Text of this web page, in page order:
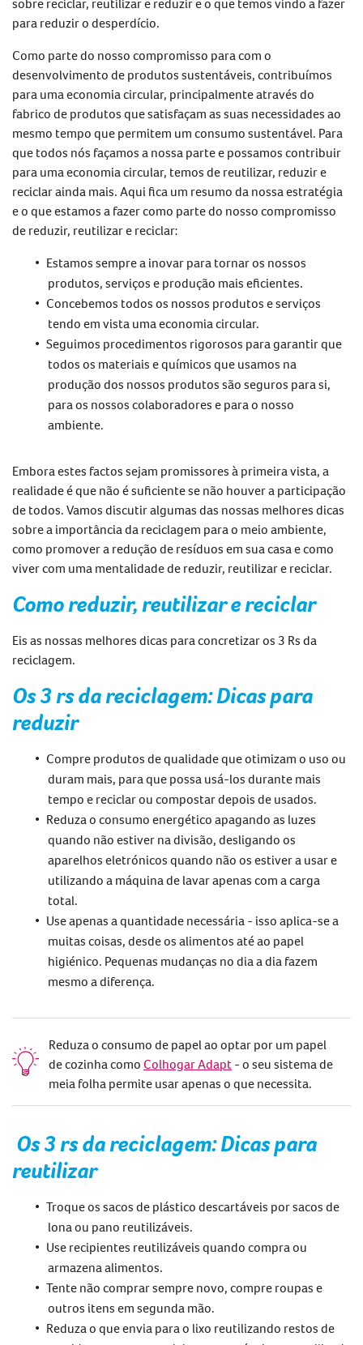
para reduzir o desperdício.
Como parte do nosso compromisso para com o
desenvolvimento de produtos sustentáveis, contribuímos
para uma economia circular, principalmente através do
fabrico de produtos que satisfaçam as suas necessidades ao
mesmo tempo que permitem um consumo sustentável. Para
que todos nós façamos a nossa parte e possamos contribuir
para uma economia circular, temos de reutilizar, reduzir e
reciclarainda mais. Aqui fica um resumo da nossa estratégia
e o que estamos a fazer como parte do nosso compromisso
de reduzir, reutilizar e reciclar:
Estamos sempre a inovar para tornar os nossos
produtos, serviços e produção mais eficientes.
Concebemos todos os nossos produtos e serviços
tendo em vista uma economia circular.
Seguimos procedimentos rigorosos para garantir que
todos os materiais e químicos que usamos na
produção dos nossos produtos são seguros para si,
para os nossos colaboradores e para o nosso
ambiente.
Embora estes factos sejam promissores à primeira vista, a
realidade é que não é suficiente se não houver a participação
de todos. Vamos discutir algumas das nossas melhores dicas
sobrea importância da reciclagem para o meio ambiente,
como promover a redução de resíduos em sua casa e como
viver com uma mentalidade de reduzir, reutilizar e reciclar.
Como reduzir, reutilizar e reciclar
Eis as nossas melhores dicas para concretizaros 3 Rs da
reciclagem.
Os 3 rs da reciclagem: Dicas para
reduzir
Compre produtos de qualidade que otimizam o uso ou
duram mais, para que possa usá-los durante mais
tempo e reciclar ou compostar depois de usados.
Reduza o consumo energético apagando as luzes
quando não estiver na divisão, desligando os
aparelhos eletrónicos quando não os estiver a usar e
utilizando a máquina de lavar apenas com a carga
total.
Use apenas a quantidade necessária - isso aplica-se a
muitas coisas, desde os alimentos até ao papel
higiénico. Pequenas mudanças no dia a dia fazem
mesmo a diferença.
Reduza o consumo de papel ao optar por um papel
de cozinha como Colhogar Adapt - o seu sistema de
meia folha permite usar apenas o que necessita.
Os 3 rs da reciclagem: Dicas para
reutilizar
Troque os sacos de plástico descartáveis por sacos de
lona ou pano reutilizáveis.
Use recipientes reutilizáveis quando compra ou
armazena alimentos.
Tente não comprar sempre novo, compre roupas e
outros itens em segunda mão.
Reduza o que envia para o lixo reutilizando restos de